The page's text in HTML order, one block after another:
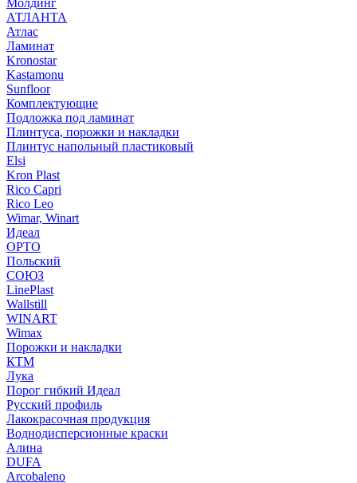
Молдинг
АТЛАНТА
Атлас
Ламинат
Kronostar
Kastamonu
Sunfloor
Комплектующие
Подложка под ламинат
Плинтуса, порожки и накладки
Плинтус напольный пластиковый
Elsi
Kron Plast
Rico Capri
Rico Leo
Wimar, Winart
Идеал
ОРТО
Польский
СОЮЗ
LinePlast
Wallstill
WINART
Wimax
Порожки и накладки
КТМ
Лука
Порог гибкий Идеал
Русский профиль
Лакокрасочная продукция
Воднодисперсионные краски
Алина
DUFA
Arcobaleno